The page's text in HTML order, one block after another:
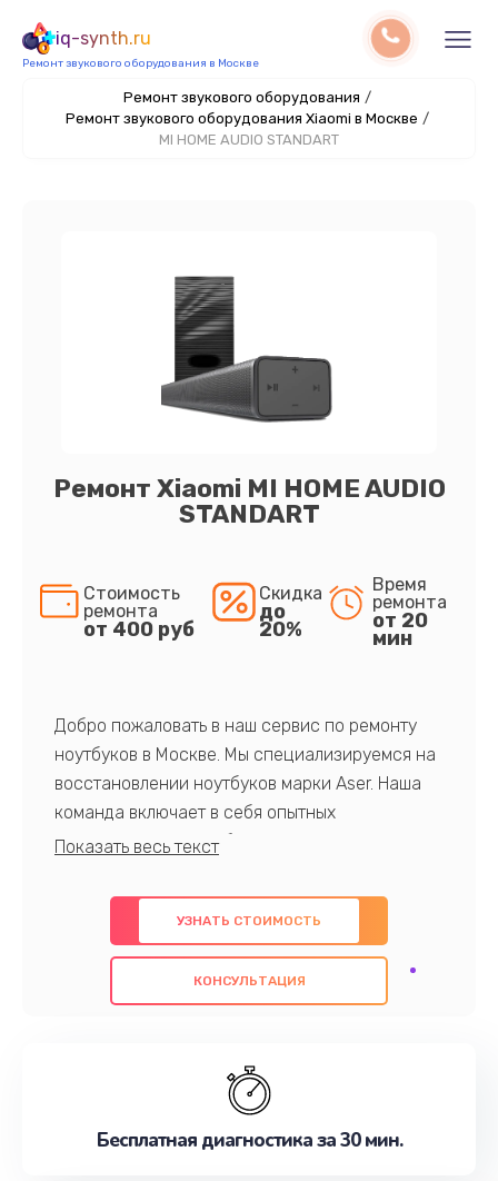
iq-synth.ru
Ремонт звукового оборудования в Москве
Ремонт звукового оборудования /
Ремонт звукового оборудования Xiaomi в Москве /
MI HOME AUDIO STANDART
Ремонт Xiaomi MI HOME AUDIO
STANDART
Стоимость
ремонта
от 400 руб
Скидка
до
20%
Время
ремонта
от 20
мин
Добро пожаловать в наш сервис по ремонту
ноутбуков в Москве. Мы специализируемся на
восстановлении ноутбуков марки Aser. Наша
команда включает в себя опытных
профессионалов с обширными знаниями и
предлагаем быстрый и качественный ремонт с
использованием оригинальных компонентов, а
также гарантируем качество всех
проведенных работ. Наша цель - предоставить
наилучшим образом. Не медлите записаться на
УЗНАТЬ СТОИМОСТЬ
КОНСУЛЬТАЦИЯ
Бесплатная диагностика за 30 мин.